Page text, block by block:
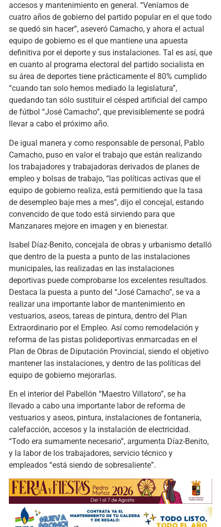
accesos y mantenimiento en general. “Veníamos de
cuatro años de gobierno del partido popular en el que todo
se quedó sin hacer”, aseveró Camacho, y ahora el actual
equipo de gobierno es el que mantiene una apuesta
definitiva por el deporte y sus instalaciones. Tal es así, que
en cuanto al programa electoral del partido socialista en
su área de deportes tiene prácticamente el 80% cumplido
“cuando tan solo hemos mediado la legislatura”,
quedando tan sólo sustituir el césped artificial del campo
de fútbol “José Camacho”, que previsiblemente se podrá
llevar a cabo el próximo año.
De igual manera y como responsable de personal, Pablo
Camacho, puso en valor el trabajo que están realizando
los trabajadores y trabajadoras derivados de planes de
empleo y bolsas de trabajo, “las políticas activas que el
equipo de gobierno realiza, está permitiendo que la tasa
de desempleo baje mes a mes”, dijo el concejal, estando
convencido de que todo está sirviendo para que
Manzanares mejore en imagen y en bienestar.
Isabel Díaz-Benito, concejala de obras y urbanismo detalló
que dentro de la puesta a punto de las instalaciones
municipales, las realizadas en las instalaciones
deportivas puede comprobarse los excelentes resultados.
Destaca la puesta a punto del “José Camacho”, se va a
realizar una importante labor de mantenimiento en
vestuarios, aseos, tareas de pintura, dentro del Plan
Extraordinario por el Empleo. Así como remodelación y
reforma de las pistas polideportivas enmarcadas en el
Plan de Obras de Diputación Provincial, siendo el objetivo
mantener las instalaciones, y dentro de las políticas del
equipo de gobierno mejorarlas.
En el interior del Pabellón “Maestro Villatoro”, se ha
llevado a cabo una importante labor de reforma de
vestuarios y aseos, pintura, instalaciones de fontanería,
calefacción, accesos y la instalación de electricidad.
“Todo era sumamente necesario”, argumenta Díaz-Benito,
y la labor de los trabajadores, servicio técnico y
empleados “está siendo de sobresaliente”.